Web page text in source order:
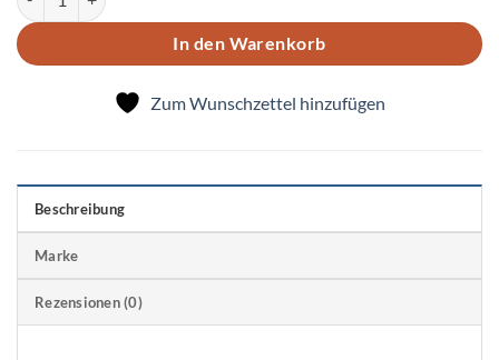
In den Warenkorb
Zum Wunschzettel hinzufügen
Beschreibung
Marke
Rezensionen (0)